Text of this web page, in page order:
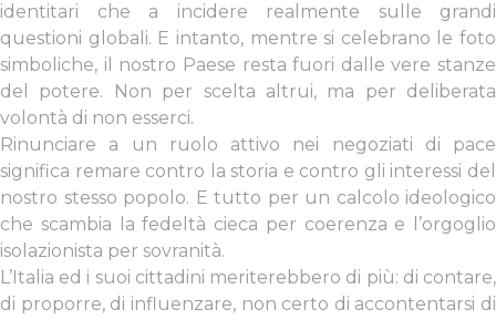
identitari che a incidere realmente sulle grandi
questioni globali. E intanto, mentre si celebrano le foto
simboliche, il nostro Paese resta fuori dalle vere stanze
del potere. Non per scelta altrui, ma per deliberata
volontà di non esserci.
Rinunciare a un ruolo attivo nei negoziati di pace
significa remare contro la storia e contro gli interessi del
nostro stesso popolo. E tutto per un calcolo ideologico
che scambia la fedeltà cieca per coerenza e l’orgoglio
isolazionista per sovranità.
L’Italia ed i suoi cittadini meriterebbero di più: di contare,
di proporre, di influenzare, non certo di accontentarsi di